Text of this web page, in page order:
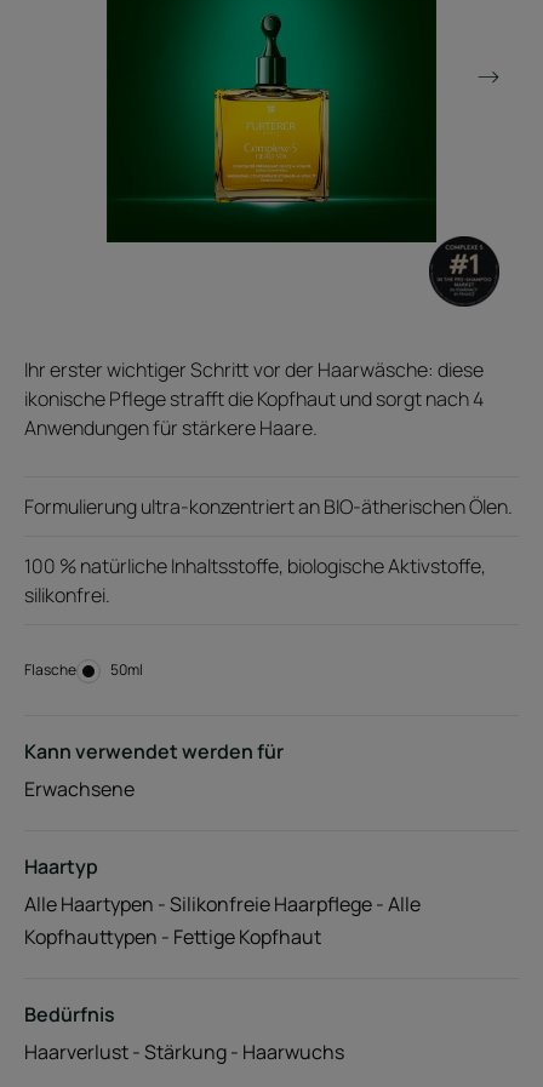
Ihr erster wichtiger Schritt vor der Haarwäsche: diese
ikonische Pflege strafft die Kopfhaut und sorgt nach 4
Anwendungen für stärkere Haare.
Formulierung ultra-konzentriert an BIO-ätherischen Ölen.
100 % natürliche Inhaltsstoffe, biologische Aktivstoffe,
silikonfrei.
Flasche Flasche
50ml
Kann verwendet werden für
Erwachsene
Haartyp
Alle Haartypen - Silikonfreie Haarpflege - Alle
Kopfhauttypen - Fettige Kopfhaut
Bedürfnis
Haarverlust - Stärkung - Haarwuchs